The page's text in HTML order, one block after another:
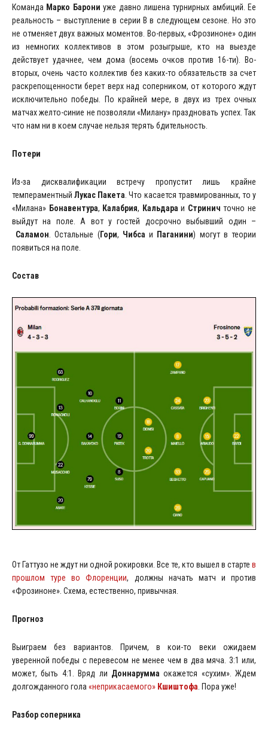
Команда Марко Барони уже давно лишена турнирных амбиций. Ее
реальность – выступление в серии В в следующем сезоне. Но это
не отменяет двух важных моментов. Во-первых, «Фрозиноне» один
из немногих коллективов в этом розыгрыше, кто на выезде
действует удачнее, чем дома (восемь очков против 16-ти). Во-
вторых, очень часто коллектив без каких-то обязательств за счет
раскрепощенности берет верх над соперником, от которого ждут
исключительно победы. По крайней мере, в двух из трех очных
матчах желто-синие не позволяли «Милану» праздновать успех. Так
что нам ни в коем случае нельзя терять бдительность.
Потери
Из-за дисквалификации встречу пропустит лишь крайне
темпераментныйЛукас Пакета . Что касается травмированных, то у
«Милана» Бонавентура, Калабрия, Кальдара и Стринич точно не
выйдут на поле. А вот у гостей досрочно выбывший один –
Саламон . Остальные (Гори, Чибса и Паганини) могут в теории
появиться на поле.
Состав
От Гаттузо не ждут ни одной рокировки. Все те, кто вышел в старте в
прошлом туре во Флоренции, должны начать матч и против
«Фрозиноне». Схема, естественно, привычная.
Прогноз
Выиграем без вариантов. Причем, в кои-то веки ожидаем
уверенной победы с перевесом не менее чем в два мяча. 3:1 или,
может, быть 4:1. Вряд ли Доннарумма окажется «сухим». Ждем
долгожданного гола «неприкасаемого» Кшиштофа . Пора уже!
Разбор соперника